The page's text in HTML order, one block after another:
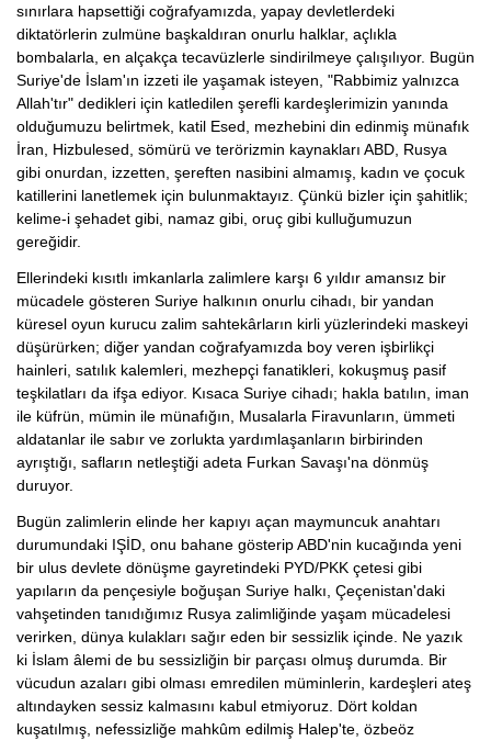
sınırlara hapsettiği coğrafyamızda, yapay devletlerdeki
diktatörlerin zulmüne başkaldıran onurlu halklar, açlıkla
bombalarla, en alçakça tecavüzlerle sindirilmeye çalışılıyor. Bugün
Suriye'de İslam'ın izzeti ile yaşamak isteyen, "Rabbimiz yalnızca
Allah'tır" dedikleri için katledilen şerefli kardeşlerimizin yanında
olduğumuzu belirtmek, katil Esed, mezhebini din edinmiş münafık
İran, Hizbulesed, sömürü ve terörizmin kaynakları ABD, Rusya
gibi onurdan, izzetten, şereften nasibini almamış, kadın ve çocuk
katillerini lanetlemek için bulunmaktayız. Çünkü bizler için şahitlik;
kelime-i şehadet gibi, namaz gibi, oruç gibi kulluğumuzun
gereğidir.
Ellerindeki kısıtlı imkanlarla zalimlere karşı 6 yıldır amansız bir
mücadele gösteren Suriye halkının onurlu cihadı, bir yandan
küresel oyun kurucu zalim sahtekârların kirli yüzlerindeki maskeyi
düşürürken; diğer yandan coğrafyamızda boy veren işbirlikçi
hainleri, satılık kalemleri, mezhepçi fanatikleri, kokuşmuş pasif
teşkilatları da ifşa ediyor. Kısaca Suriye cihadı; hakla batılın, iman
ile küfrün, mümin ile münafığın, Musalarla Firavunların, ümmeti
aldatanlar ile sabır ve zorlukta yardımlaşanların birbirinden
ayrıştığı, safların netleştiği adeta Furkan Savaşı'na dönmüş
duruyor.
Bugün zalimlerin elinde her kapıyı açan maymuncuk anahtarı
durumundaki IŞİD, onu bahane gösterip ABD'nin kucağında yeni
bir ulus devlete dönüşme gayretindeki PYD/PKK çetesi gibi
yapıların da pençesiyle boğuşan Suriye halkı, Çeçenistan'daki
vahşetinden tanıdığımız Rusya zalimliğinde yaşam mücadelesi
verirken, dünya kulakları sağır eden bir sessizlik içinde. Ne yazık
ki İslam âlemi de bu sessizliğin bir parçası olmuş durumda. Bir
vücudun azaları gibi olması emredilen müminlerin, kardeşleri ateş
altındayken sessiz kalmasını kabul etmiyoruz. Dört koldan
kuşatılmış, nefessizliğe mahkûm edilmiş Halep'te, özbeöz